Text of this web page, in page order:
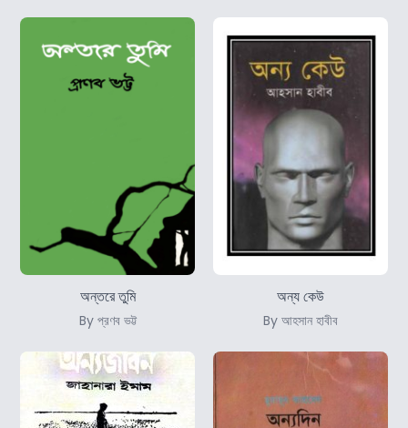
অন্তরে তুমি
By প্রণব ভট্ট
অন্য কেউ
By আহসান হাবীব